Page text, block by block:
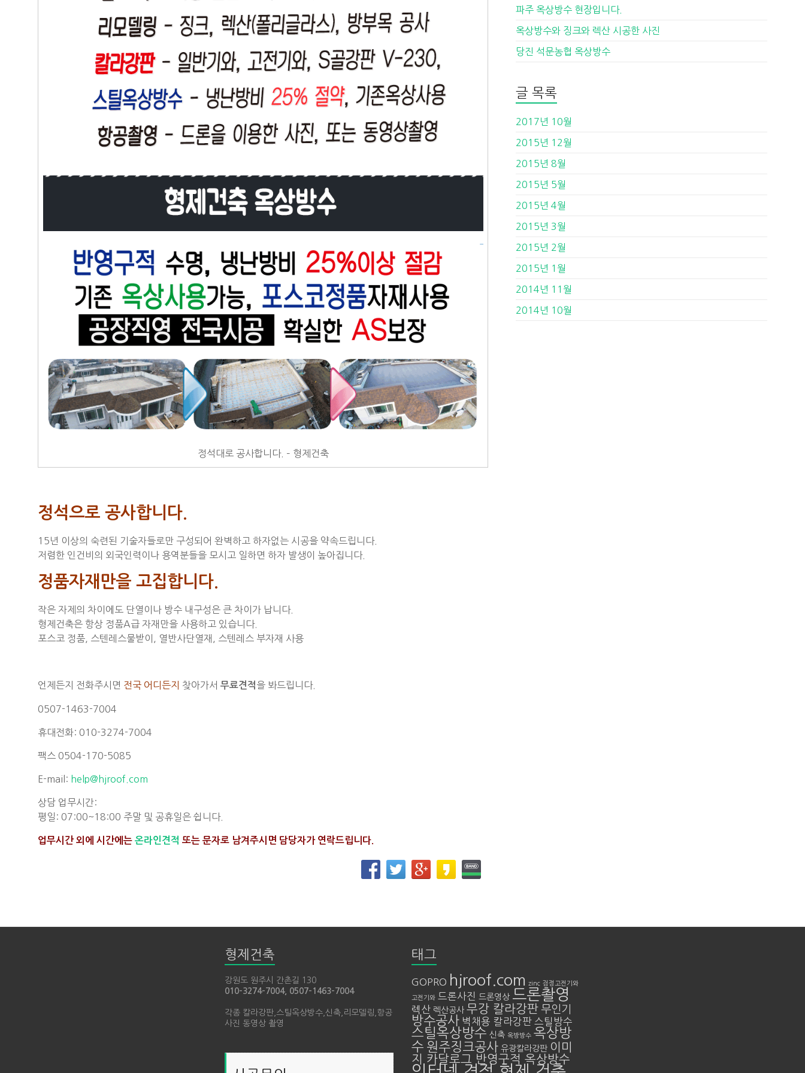
정석대로 공사합니다. – 형제건축
정석으로 공사합니다.
15년 이상의 숙련된 기술자들로만 구성되어 완벽하고 하자없는 시공을 약속드립니다.
저렴한 인건비의 외국인력이나 용역분들을 모시고 일하면 하자 발생이 높아집니다.
정품자재만을 고집합니다.
작은 자제의 차이에도 단열이나 방수 내구성은 큰 차이가 납니다.
형제건축은 항상 정품A급 자재만을 사용하고 있습니다.
포스코 정품, 스텐레스물받이, 열반사단열재, 스텐레스 부자재 사용
언제든지 전화주시면 전국 어디든지 찾아가서 무료견적 을 봐드립니다.
0507-1463-7004
휴대전화: 010-3274-7004
팩스 0504-170-5085
E-mail: help@hjroof.com
상담 업무시간:
평일: 07:00~18:00 주말 및 공휴일은 쉽니다.
업무시간 외에 시간에는 온라인견적 또는 문자로 남겨주시면 담당자가 연락드립니다.
파주 옥상방수 현장입니다.
옥상방수와 징크와 렉산 시공한 사진
당진 석문농협 옥상방수
글 목록
2017년 10월
2015년 12월
2015년 8월
2015년 5월
2015년 4월
2015년 3월
2015년 2월
2015년 1월
2014년 11월
2014년 10월
형제건축
강원도 원주시 간촌길 130
010-3274-7004, 0507-1463-7004
각종 칼라강판,스틸옥상방수,신축,리모델링,항공
사진 동영상 촬영
태그
GOPRO hjroof.com zinc 검정고전기와
고전기와 드론사진 드론영상 드론촬영
렉산 렉산공사 무강 칼라강판 무인기
방수공사 벽채용 칼라강판 스틸방수
스틸옥상방수 신축 옥방방수 옥상방
수 원주징크공사 유광칼라강판 이미
지 카달로그 반영구적 옥상방수